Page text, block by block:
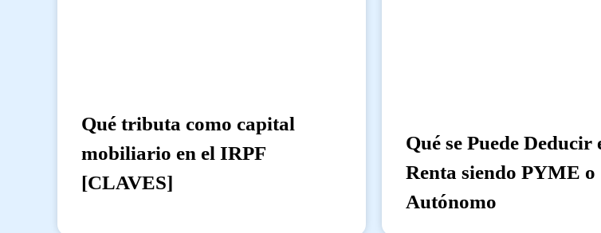
Qué tributa como capital
mobiliario en el IRPF
[CLAVES]
Qué se Puede Deducir
Renta siendo PYME o
Autónomo